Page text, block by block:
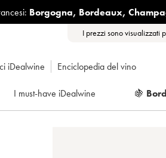
Borgogna, Bordeaux,
I prezzi sono visualizzati
iDealwine Enciclopedia del vino
I must-have iDealwine 🍇